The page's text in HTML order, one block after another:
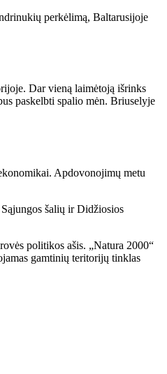
perkėlimą, Baltarusijoje
Dar vieną laimėtoją išrinks
paskelbti spalio mėn. Briuselyje
Apdovonojimų metu
šalių ir Didžiosios
politikos ašis. „Natura 2000“
gamtinių teritorijų tinklas